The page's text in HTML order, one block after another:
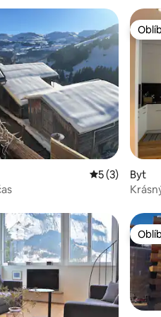
75 hodnocení
Průměrné
5 (3)
Byt